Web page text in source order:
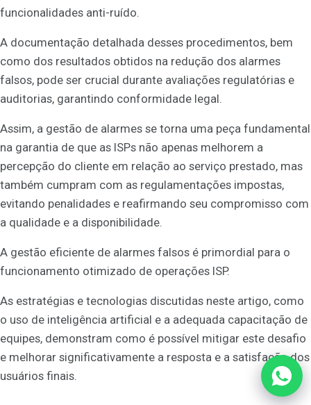
funcionalidades anti-ruído.
A documentação detalhada desses procedimentos, bem
como dos resultados obtidos na redução dos alarmes
falsos, pode ser crucial durante avaliações regulatórias e
auditorias, garantindo conformidade legal.
Assim, a gestão de alarmes se torna uma peça fundamental
na garantia de que as ISPs não apenas melhorem a
percepção do cliente em relação ao serviço prestado, mas
também cumpram com as regulamentações impostas,
evitando penalidades e reafirmando seu compromisso com
a qualidade e a disponibilidade.
A gestão eficiente de alarmes falsos é primordial para o
funcionamento otimizado de operações ISP.
As estratégias e tecnologias discutidas neste artigo, como
o uso de inteligência artificial e a adequada capacitação de
equipes, demonstram como é possível mitigar este desafio
e melhorar significativamente a resposta e a satisfação dos
usuários finais.